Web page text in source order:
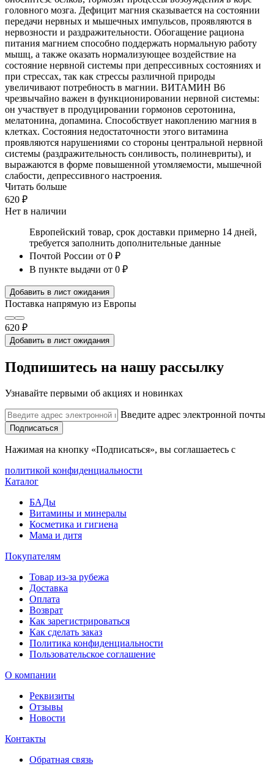
головного мозга. Дефицит магния сказывается на состоянии
передачи нервных и мышечных импульсов, проявляются в
нервозности и раздражительности. Обогащение рациона
питания магнием способно поддержать нормальную работу
мышц, а также оказать нормализующее воздействие на
состояние нервной системы при депрессивных состояниях и
при стрессах, так как стрессы различной природы
увеличивают потребность в магнии. ВИТАМИН В6
чрезвычайно важен в функционировании нервной системы:
он участвует в продуцировании гормонов серотонина,
мелатонина, допамина. Способствует накоплению магния в
клетках. Состояния недостаточности этого витамина
проявляются нарушениями со стороны центральной нервной
системы (раздражительность сонливость, полиневриты), и
выражаются в форме повышенной утомляемости, мышечной
слабости, депрессивного настроения.
Читать больше
620 ₽
Нет в наличии
Европейский товар, срок доставки примерно 14 дней,
требуется заполнить дополнительные данные
Почтой России от 0 ₽
В пункте выдачи от 0 ₽
Добавить в лист ожидания
Поставка напрямую из Европы
620 ₽
Добавить в лист ожидания
Подпишитесь на нашу рассылку
Узнавайте первыми об акциях и новинках
Введите адрес электронной почты
Подписаться
Нажимая на кнопку «Подписаться», вы соглашаетесь с
политикой конфиденциальности
Каталог
БАДы
Витамины и минералы
Косметика и гигиена
Мама и дитя
Покупателям
Товар из-за рубежа
Доставка
Оплата
Возврат
Как зарегистрироваться
Как сделать заказ
Политика конфиденциальности
Пользовательское соглашение
О компании
Реквизиты
Отзывы
Новости
Контакты
Обратная связь